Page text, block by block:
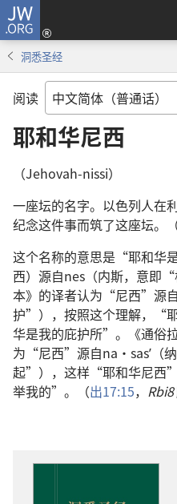
JW.ORG
洞悉圣经
阅读
耶和华尼西
（Jehovah-nissi）
一座坛的名字。以色列人在
纪念这件事而筑了这座坛。
这个名称的意思是“耶和华
西）源自nes（内斯，意即
本》的译者认为“尼西”源
护”），按照这个理解，“
华是我的庇护所”。《通俗
为“尼西”源自na·sasʹ（
起”），这样“耶和华尼西
举我的”。（出17:15， Rbi8